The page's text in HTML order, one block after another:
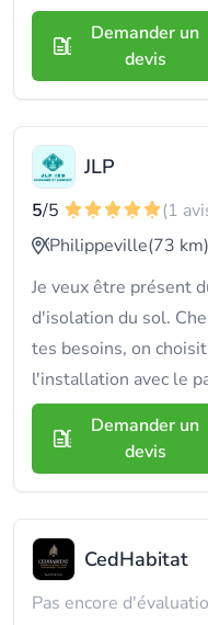
Demander un
devis
JLP
5/5
(1
Philippeville(73 km)
Je veux être présent
d'isolation du sol.
tes besoins, on
l'installation avec le
Demander un
devis
CedHabitat
Pas encore